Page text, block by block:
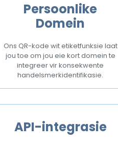
Persoonlike
Domein
Ons QR-kode wit etiketfunksie laat
jou toe om jou eie kort domein te
integreer vir konsekwente
handelsmerkidentifikasie.
API-integrasie